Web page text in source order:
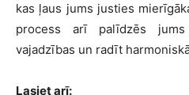
kas ļaus jums justies
process arī palīdzēs
vajadzības un radīt
Lasiet arī: